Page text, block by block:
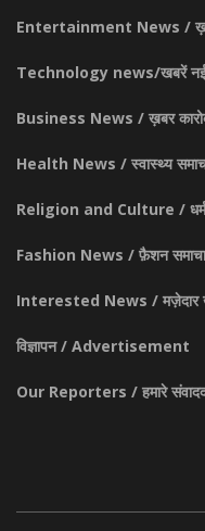
Entertainment News /
Technology news/खबरें नई
Business News / ख़बर
Health News / स्वास्थ्य
Religion and Culture /
Fashion News / फ़ैशन
Interested News / मज़ेदार
विज्ञापन / Advertisement
Our Reporters / हमारे